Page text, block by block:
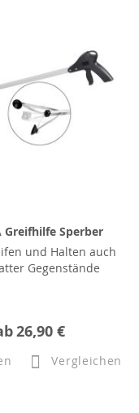
Greifhilfe Sperber
und Halten auch
Gegenstände
26,90 €
Vergleichen